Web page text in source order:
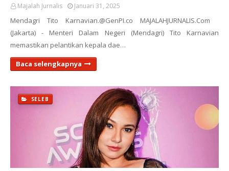
Majalah Jurnalis Januari 31, 2025
Mendagri Tito Karnavian.@GenPI.co MAJALAHJURNALIS.Com
(Jakarta) - Menteri Dalam Negeri (Mendagri) Tito Karnavian
memastikan pelantikan kepala dae…
Baca selengkapnya
SELEB